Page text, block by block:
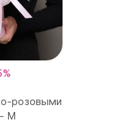
розовыми
M